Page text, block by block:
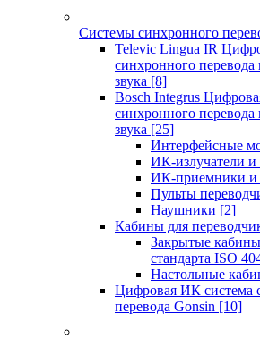
Системы синхронного
Televic Lingua IR
синхронного перевода
звука [8]
Bosch Integrus
синхронного перевода
звука [25]
Интерфейсные
ИК-излучатели и
ИК-приемники и
Пульты
Наушники [2]
Кабины для
Закрытые
стандарта ISO
Настольные
Цифровая ИК система
перевода Gonsin [10]